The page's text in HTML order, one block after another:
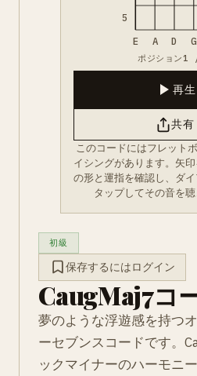
5
E A D G
ポジション
再生
共有
このコードにはフレット
イシングがあります。矢
の形と運指を確認し、ダ
タップしてその音を聴
初級
保存するにはログイン
CaugMaj7コ
夢のような浮遊感を持つ
ーセブンスコードです。
ックマイナーのハーモニ